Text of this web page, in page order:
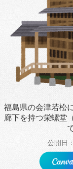
福島県の会津若松
廊下を持つ栄螺堂
公開日